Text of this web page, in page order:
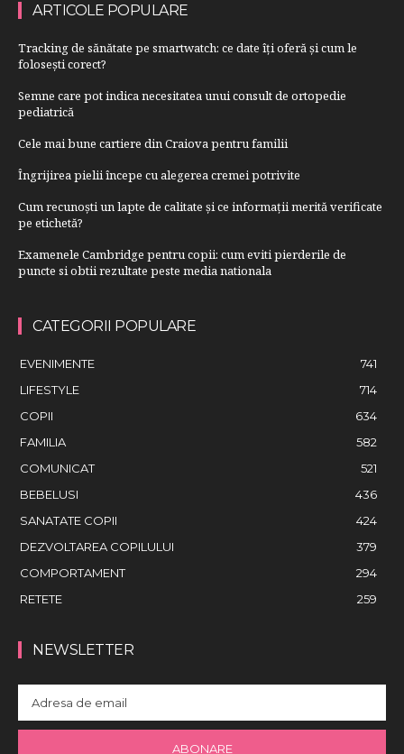
ARTICOLE POPULARE
Tracking de sănătate pe smartwatch: ce date îți oferă și cum le
folosești corect?
Semne care pot indica necesitatea unui consult de ortopedie
pediatrică
Cele mai bune cartiere din Craiova pentru familii
Îngrijirea pielii începe cu alegerea cremei potrivite
Cum recunoști un lapte de calitate și ce informații merită verificate
pe etichetă?
Examenele Cambridge pentru copii: cum eviti pierderile de
puncte si obtii rezultate peste media nationala
CATEGORII POPULARE
EVENIMENTE
741
LIFESTYLE
714
COPII
634
FAMILIA
582
COMUNICAT
521
BEBELUSI
436
SANATATE COPII
424
DEZVOLTAREA COPILULUI
379
COMPORTAMENT
294
RETETE
259
NEWSLETTER
ABONARE